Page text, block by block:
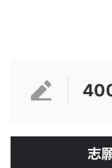
志